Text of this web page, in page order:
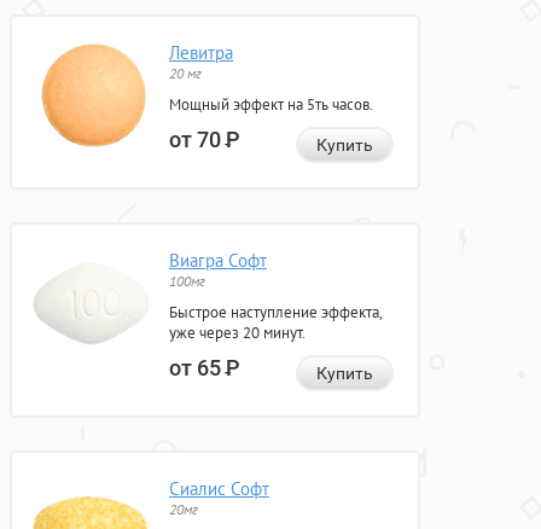
Левитра
20 мг
Мощный эффект на 5ть часов.
от 70Р Купить
Виагра Софт
100мг
Быстрое наступление эффекта,
уже через 20 минут.
от 65Р Купить
Сиалис Софт
20мг